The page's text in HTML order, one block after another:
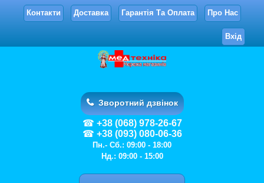
Контакти Доставка Гарантія Та Оплата Про Нас
Вхід
Зворотний дзвінок
+38 (068) 978-26-67
+38 (093) 080-06-36
Пн.- Сб.: 09:00 - 18:00
Нд.: 09:00 - 15:00